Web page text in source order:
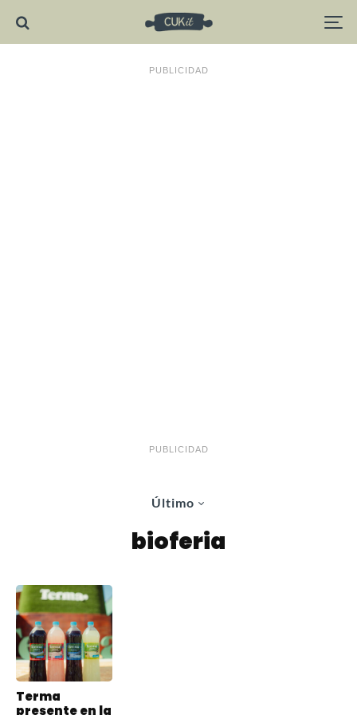
PUBLICIDAD
PUBLICIDAD
Último
bioferia
Terma
presente en la